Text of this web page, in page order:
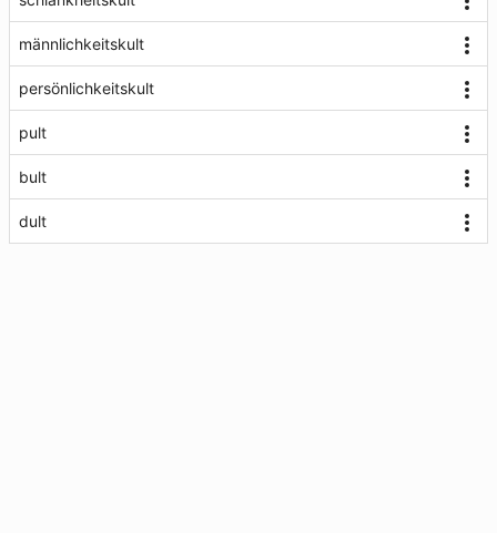
männlichkeitskult
persönlichkeitskult
pult
bult
dult